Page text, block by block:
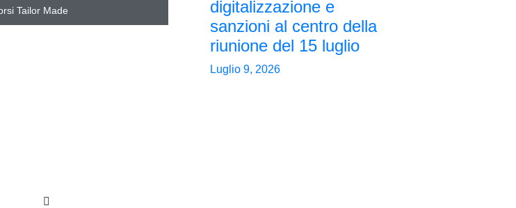
Tailor Made
digitalizzazione e
sanzioni al centro della
riunione del 15 luglio
Luglio 9, 2026